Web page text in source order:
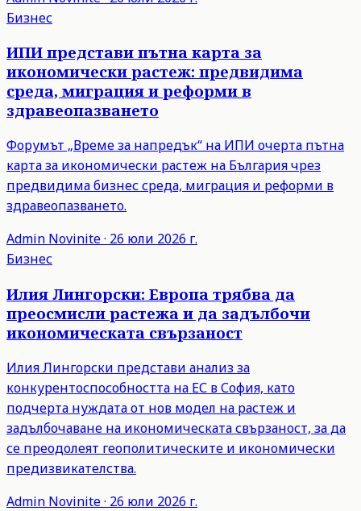
Бизнес
ИПИ представи пътна карта за
икономически растеж: предвидима
среда, миграция и реформи в
здравеопазването
Форумът „Време за напредък“ на ИПИ очерта пътна
карта за икономически растеж на България чрез
предвидима бизнес среда, миграция и реформи в
здравеопазването.
Admin Novinite· 26 юли 2026 г.
Бизнес
Илия Лингорски: Европа трябва да
преосмисли растежа и да задълбочи
икономическата свързаност
Илия Лингорски представи анализ за
конкурентоспособността на ЕС в София, като
подчерта нуждата от нов модел на растеж и
задълбочаване на икономическата свързаност, за да
се преодолеят геополитическите и икономически
предизвикателства.
Admin Novinite· 26 юли 2026 г.